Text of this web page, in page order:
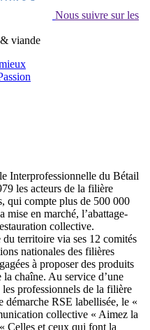
Nous suivre sur les
viande
Interprofessionnelle du Bétail
les acteurs de la filière
qui compte plus de 500 000
mise en marché, l’abattage-
collective.
territoire via ses 12 comités
nationales des filières
à proposer des produits
chaîne. Au service d’une
professionnels de la filière
démarche RSE labellisée, le «
collective « Aimez la
Celles et ceux qui font la